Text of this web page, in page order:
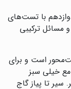
با تست‌های
مسائل ترکیبی
است و برای
خیلی سبز
سیر تا پیاز گاج